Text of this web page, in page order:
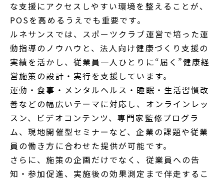
な支援にアクセスしやすい環境を整えることが、
POSを高めるうえでも重要です。
ルネサンスでは、スポーツクラブ運営で培った運
動指導のノウハウと、法人向け健康づくり支援の
実績を活かし、従業員一人ひとりに“届く”健康経
営施策の設計・実行を支援しています。
運動・食事・メンタルヘルス・睡眠・生活習慣改
善などの幅広いテーマに対応し、オンラインレッ
スン、ビデオコンテンツ、専門家監修プログラ
ム、現地開催型セミナーなど、企業の課題や従業
員の働き方に合わせた提供が可能です。
さらに、施策の企画だけでなく、従業員への告
知・参加促進、実施後の効果測定まで伴走するこ